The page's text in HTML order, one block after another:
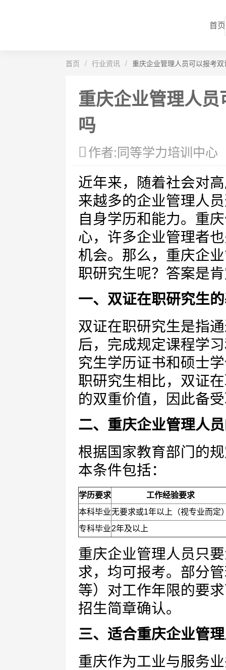
首页
首页 / 行业资讯 / 重庆企业管理人员可以报考
重庆企业管理人
吗
作者:同等学力培训中心
近年来，随着社会对
来越多的企业管理人
自身学历和能力。重
心，许多企业管理者
机会。那么，重庆企
职研究生呢？答案是
一、双证在职研究生
双证在职研究生是指
后，完成规定课程学
究生学历证书和硕士
职研究生相比，双证
的双重价值，因此备
二、重庆企业管理人
根据国家教育部门的
本条件包括：
学历要求
工作经验要求
本科毕业无要求或1年以上（视专业而定
专科毕业2年及以上
重庆企业管理人员只
求，均可报考。部分
等）对工作年限的要
招生简章确认。
三、适合重庆企业管
重庆作为工业与服务